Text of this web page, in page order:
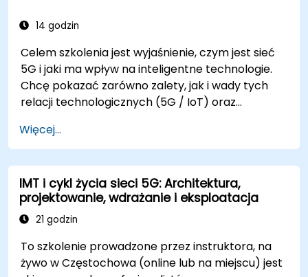
14 godzin
Celem szkolenia jest wyjaśnienie, czym jest sieć
5G i jaki ma wpływ na inteligentne technologie.
Chcę pokazać zarówno zalety, jak i wady tych
relacji technologicznych (5G / IoT) oraz
samego początku – była dedykowana
inteligentnemu światu.
Więcej...
IMT i cykl życia sieci 5G: Architektura,
projektowanie, wdrażanie i eksploatacja
21 godzin
To szkolenie prowadzone przez instruktora, na
żywo w Częstochowa (online lub na miejscu) jest